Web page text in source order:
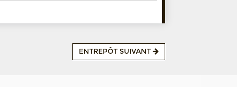
ENTREPÔT SUIVANT